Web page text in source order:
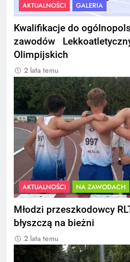
AKTUALNOŚCI GALERIA
Kwalifikacje do
zawodów
Olimpijskich
2 lata temu
AKTUALNOŚCI NA ZAWODACH
Młodzi przeszkodowcy
błyszczą na bieżni
2 lata temu